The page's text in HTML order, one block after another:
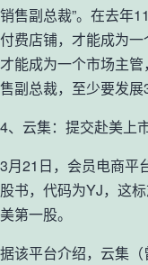
销售副总裁”。在去年
付费店铺，才能成为一
才能成为一个市场主
售副总裁，至少要发展
4、云集：提交赴美上
3月21日，会员电商平
股书，代码为YJ，这
美第一股。
据该平台介绍，云集